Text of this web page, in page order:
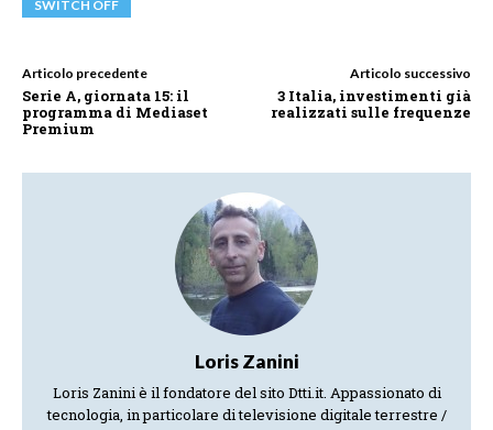
SWITCH OFF
Articolo precedente
Serie A, giornata 15: il
programma di Mediaset
Premium
Articolo successivo
3 Italia, investimenti già
realizzati sulle frequenze
Loris Zanini
Loris Zanini è il fondatore del sito Dtti.it. Appassionato di
tecnologia, in particolare di televisione digitale terrestre /